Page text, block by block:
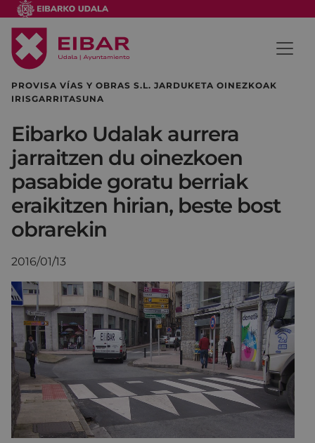
PROVISA VÍAS Y OBRAS S.L. JARDUKETA OINEZKOAK
IRISGARRITASUNA
Eibarko Udalak aurrera
jarraitzen du oinezkoen
pasabide goratu berriak
eraikitzen hirian, beste bost
obrarekin
2016/01/13